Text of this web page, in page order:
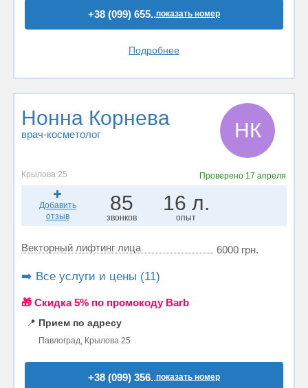
+38 (099) 655..показать номер
Подробнее
Нонна Корнева
врач-косметолог НК
Крылова 25 Проверено 17 апреля
Добавить
отзыв
85
звонков
16 л.
опыт
Векторный лифтинг лица 6000 грн.
➡️ Все услуги и цены (11)
🎁 Cкидка 5% по промокоду Barb
📍 Прием по адресу
Павлоград, Крылова 25
+38 (099) 356..показать номер